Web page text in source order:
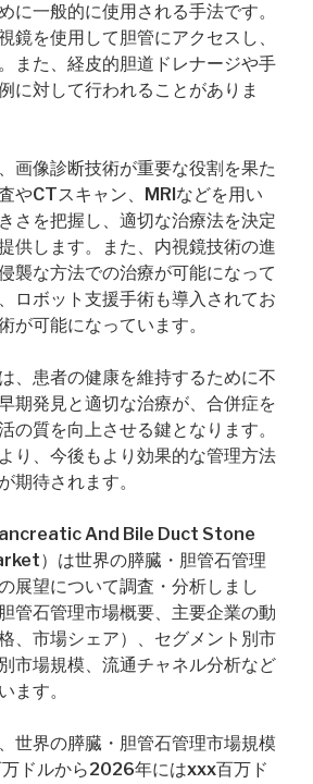
に一般的に使用される手法です。
鏡を使用して胆管にアクセスし、
また、経皮的胆道ドレナージや手
に対して行われることがありま
画像診断技術が重要な役割を果た
やCTスキャン、MRIなどを用い
さを把握し、適切な治療法を決定
供します。また、内視鏡技術の進
襲な方法での治療が可能になって
ロボット支援手術も導入されてお
が可能になっています。
、患者の健康を維持するために不
期発見と適切な治療が、合併症を
の質を向上させる鍵となります。
り、今後もより効果的な管理方法
期待されます。
And Bile Duct Stone
）は世界の膵臓・胆管石管理
展望について調査・分析しまし
管石管理市場概要、主要企業の動
、市場シェア）、セグメント別市
市場規模、流通チャネル分析など
ます。
世界の膵臓・胆管石管理市場規模
ドルから2026年にはxxx百万ド